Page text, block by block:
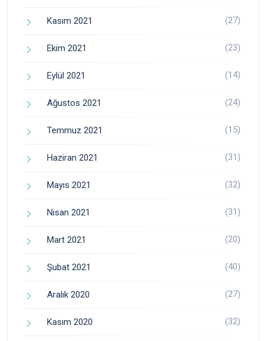
Kasım 2021 (27)
Ekim 2021 (23)
Eylül 2021 (14)
Ağustos 2021 (24)
Temmuz 2021 (15)
Haziran 2021 (31)
Mayıs 2021 (32)
Nisan 2021 (31)
Mart 2021 (20)
Şubat 2021 (40)
Aralık 2020 (27)
Kasım 2020 (32)